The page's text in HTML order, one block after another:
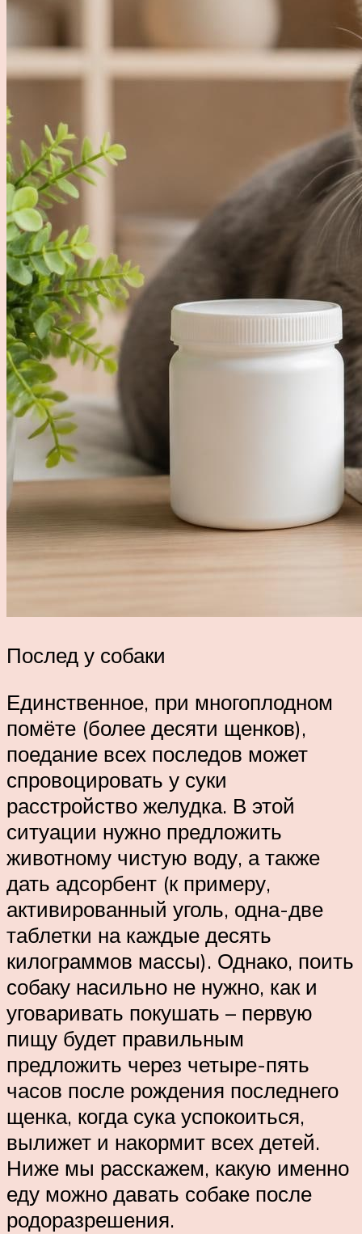
Послед у собаки
Единственное, при многоплодном
помёте (более десяти щенков),
поедание всех последов может
спровоцировать у суки
расстройство желудка. В этой
ситуации нужно предложить
животному чистую воду, а также
дать адсорбент (к примеру,
активированный уголь, одна-две
таблетки на каждые десять
килограммов массы). Однако, поить
собаку насильно не нужно, как и
уговаривать покушать – первую
пищу будет правильным
предложить через четыре-пять
часов после рождения последнего
щенка, когда сука успокоиться,
вылижет и накормит всех детей.
Ниже мы расскажем, какую именно
еду можно давать собаке после
родоразрешения.